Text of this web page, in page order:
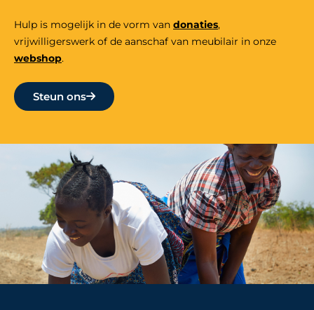
Hulp is mogelijk in de vorm van donaties,
vrijwilligerswerk of de aanschaf van meubilair in onze
webshop.
Steun ons